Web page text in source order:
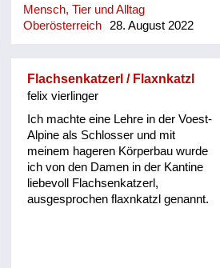
wütend Gredt Erhöhung im Innenhof
eines Bauernhofes, meistens mit
Appetit essen heiln Unkraut jäten
hibei + hidau nahe an ...
Mensch, Tier und Alltag
Oberösterreich
28. August 2022
Flachsenkatzerl / Flaxnkatzl
felix vierlinger
Ich machte eine Lehre in der Voest-
Alpine als Schlosser und mit
meinem hageren Körperbau wurde
ich von den Damen in der Kantine
liebevoll Flachsenkatzerl,
ausgesprochen flaxnkatzl genannt.